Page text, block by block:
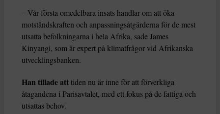
– Vår första omedelbara insats handlar om att öka
motståndskraften och anpassningsåtgärderna för de mest
utsatta befolkningarna i hela Afrika, sade James
Kinyangi, som är expert på klimatfrågor vid Afrikanska
utvecklingsbanken.
Han tillade atttiden nu är inne för att förverkliga
åtagandena i Parisavtalet, med ett fokus på de fattiga och
utsattas behov.